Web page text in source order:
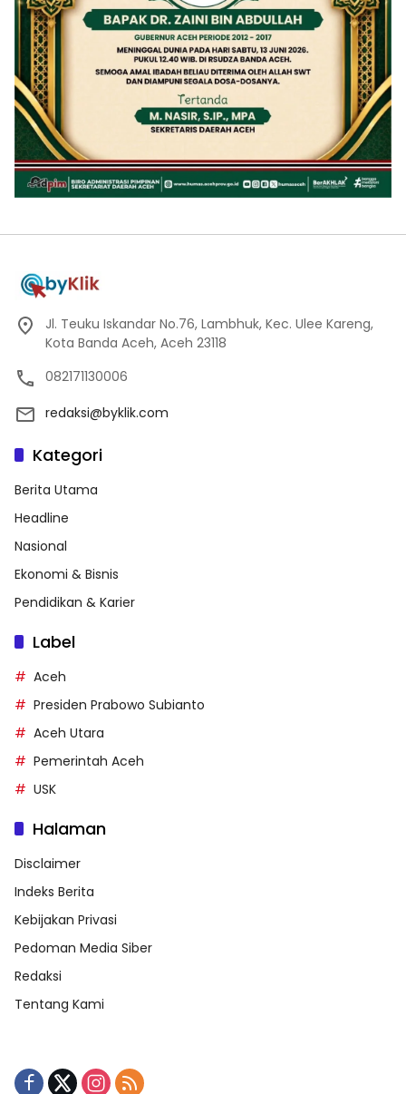
Jl. Teuku Iskandar No.76, Lambhuk, Kec. Ulee Kareng,
Kota Banda Aceh, Aceh 23118
082171130006
redaksi@byklik.com
Kategori
Berita Utama
Headline
Nasional
Ekonomi & Bisnis
Pendidikan & Karier
Label
Aceh
Presiden Prabowo Subianto
Aceh Utara
Pemerintah Aceh
USK
Halaman
Disclaimer
Indeks Berita
Kebijakan Privasi
Pedoman Media Siber
Redaksi
Tentang Kami